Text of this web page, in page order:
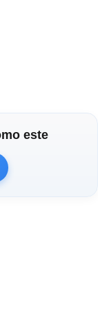
este